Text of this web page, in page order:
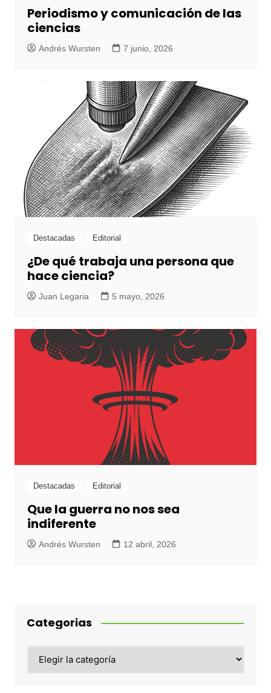
Periodismo y comunicación de las
ciencias
Andrés Wursten 7 junio, 2026
Destacadas Editorial
¿De qué trabaja una persona que
hace ciencia?
Juan Legaria 5 mayo, 2026
Destacadas Editorial
Que la guerra no nos sea
indiferente
Andrés Wursten 12 abril, 2026
Categorias